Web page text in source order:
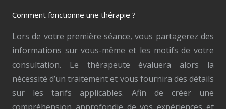
Comment fonctionne une thérapie ?
Lors de votre première séance, vous partagerez des
informations sur vous-même et les motifs de votre
consultation. Le thérapeute évaluera alors la
nécessité d’un traitement et vous fournira des détails
sur les tarifs applicables. Afin de créer une